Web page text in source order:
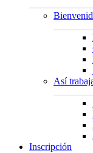
Así
Inscripción